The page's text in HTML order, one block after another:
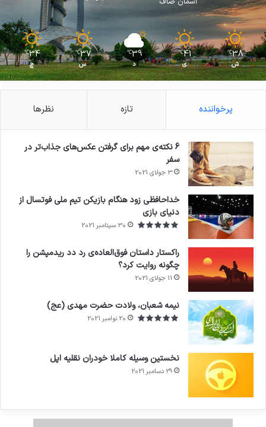
38
℃
ش
41
℃
ی
39
℃
د
37
℃
س
34
℃
چ
پرخواننده تازه نظرها
71%
6 نکته‌ی مهم برای گرفتن عکس‌های جذاب‌تر در
سفر
3 جولای 2021
خداحافظی زود هنگام بازیکن تیم ملی فوتسال از
دنیای بازی
30 سپتامبر 2021
راکستار داستان فوق‌العاده‌ی رد دد ریدمپشن را
چگونه روایت کرد؟
11 جولای 2021
نیمه شعبان، ولادت حضرت مهدی (عج)
20 نوامبر 2021
نخستین وسیله کاملا خودران نقلیه اپل
29 دسامبر 2021